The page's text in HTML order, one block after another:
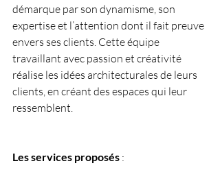
démarque par son dynamisme, son
expertise et l’attention dont il fait preuve
envers ses clients. Cette équipe
travaillant avec passion et créativité
réalise les idées architecturales de leurs
clients, en créant des espaces qui leur
ressemblent.
Les services proposés :